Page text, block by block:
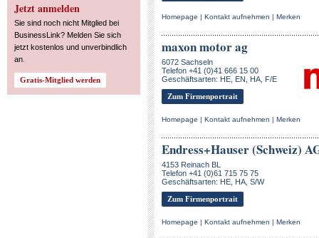
Jetzt anmelden
Sie sind noch nicht Mitglied bei
BusinessLink? Melden Sie sich
jetzt kostenlos und unverbindlich
an.
Homepage | Kontakt aufnehmen | Merken
maxon motor ag
6072 Sachseln
Telefon +41 (0)41 666 15 00
Geschäftsarten: HE, EN, HA, F/E
Zum Firmenportrait
Homepage | Kontakt aufnehmen | Merken
Endress+Hauser (Schweiz)
4153 Reinach BL
Telefon +41 (0)61 715 75 75
Geschäftsarten: HE, HA, S/W
Zum Firmenportrait
Homepage | Kontakt aufnehmen | Merken